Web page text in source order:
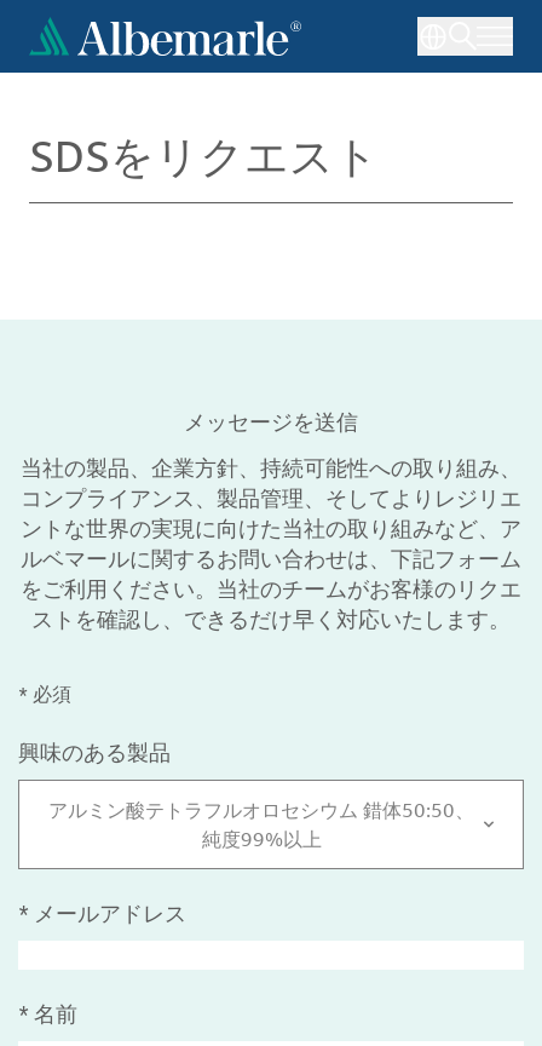
ン
SDSをリクエスト
メッセージを送信
当社の製品、企業方針、持続可能性への取り組み、
コンプライアンス、製品管理、そしてよりレジリエ
ントな世界の実現に向けた当社の取り組みなど、ア
ルベマールに関するお問い合わせは、下記フォーム
をご利用ください。当社のチームがお客様のリクエ
ストを確認し、できるだけ早く対応いたします。
* 必須
興味のある製品
アルミン酸テトラフルオロセシウム 錯体50:50、
純度99%以上
* メールアドレス
* 名前